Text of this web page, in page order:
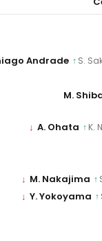
Andrade ↑ S.
M.
↓ A. Ohata ↑ K.
↓ M. Nakajima ↑
↓ Y. Yokoyama ↑